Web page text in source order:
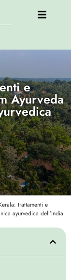
e
Ayurveda
trattamenti e
ayurvedica dell’India